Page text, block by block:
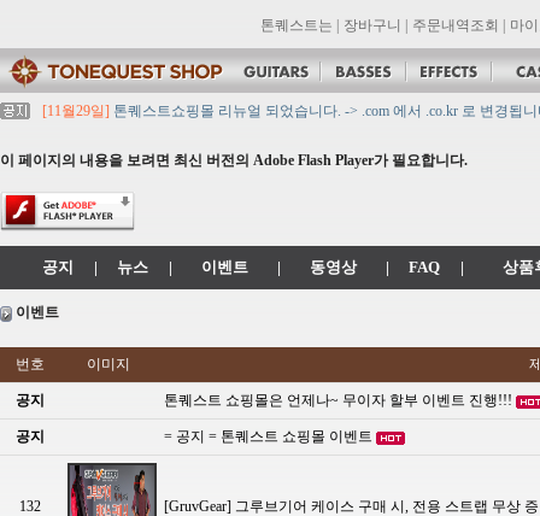
톤퀘스트는 장바구니 주문내역조회 마
[11월29일] 톤퀘스트쇼핑몰 리뉴얼 되었습니다. -> .com 에서 .co.kr 로 변경됩
[11월29일][대리점 모집] Gretsch, Jackson 대리점 모집!! 그레치기타, 잭슨기타
[11월29일]
2021년 추석 영업 시간 & 배송 공지
이 페이지의 내용을 보려면 최신 버전의 Adobe Flash Player가 필요합니다.
공지 | 뉴스 | 이벤트 | 동영상 | FAQ | 상품
이벤트
번호 이미지
공지 톤퀘스트 쇼핑몰은 언제나~ 무이자 할부 이벤트 진행!!!
공지 = 공지 = 톤퀘스트 쇼핑몰 이벤트
132 [GruvGear] 그루브기어 케이스 구매 시, 전용 스트랩 무상